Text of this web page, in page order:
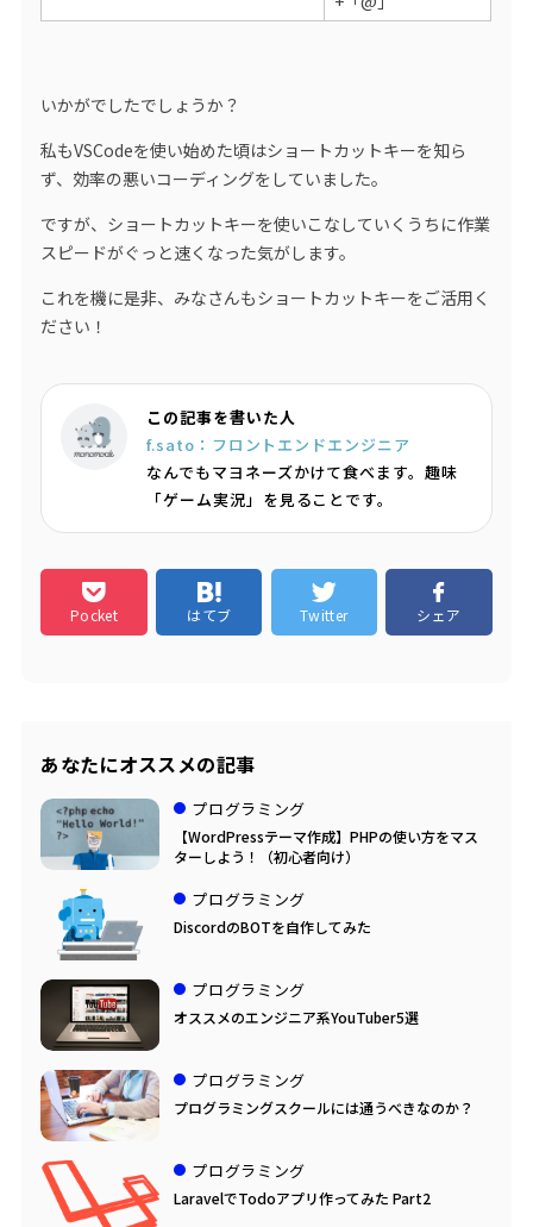
いかがでしたでしょうか？
私もVSCodeを使い始めた頃はショートカットキーを知ら
ず、効率の悪いコーディングをしていました。
ですが、ショートカットキーを使いこなしていくうちに作業
スピードがぐっと速くなった気がします。
これを機に是非、みなさんもショートカットキーをご活用く
ださい！
この記事を書いた人
f.sato：フロントエンドエンジニア
なんでもマヨネーズかけて食べます。趣味
「ゲーム実況」を見ることです。
Pocket はてブ Twitter シェア
あなたにオススメの記事
プログラミング
【WordPressテーマ作成】PHPの使い方をマス
ターしよう！（初心者向け）
プログラミング
DiscordのBOTを自作してみた
プログラミング
オススメのエンジニア系YouTuber5選
プログラミング
プログラミングスクールには通うべきなのか？
プログラミング
LaravelでTodoアプリ作ってみた Part2